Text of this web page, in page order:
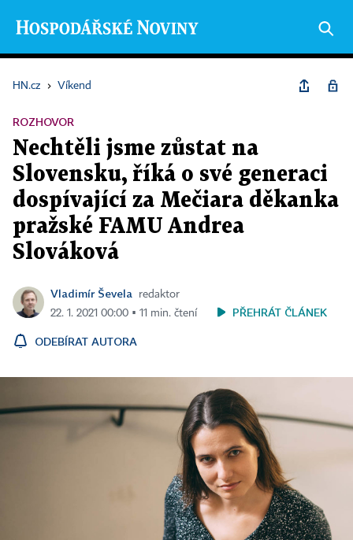
HN.cz › Víkend
ROZHOVOR
Nechtěli jsme zůstat na
Slovensku, říká o své generaci
dospívající za Mečiara děkanka
pražské FAMU Andrea
Slováková
Vladimír Ševela
redaktor
22. 1. 2021 00:00 ▪ 11 min. čtení
PŘEHRÁT ČLÁNEK
ODEBÍRAT AUTORA